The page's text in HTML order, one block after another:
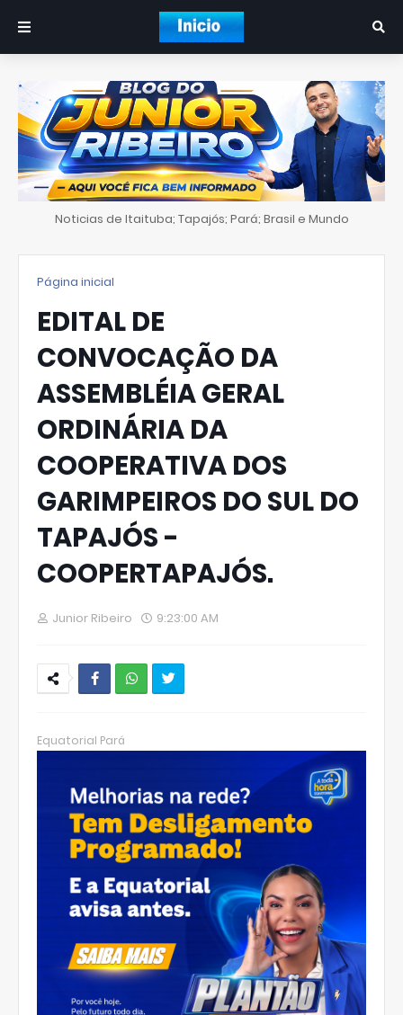
Noticias de Itaituba; Tapajós; Pará; Brasil e Mundo
Página inicial
EDITAL DE
CONVOCAÇÃO DA
ASSEMBLÉIA GERAL
ORDINÁRIA DA
COOPERATIVA DOS
GARIMPEIROS DO SUL DO
TAPAJÓS -
COOPERTAPAJÓS.
Junior Ribeiro 9:23:00 AM
hats
p
Equatorial Pará